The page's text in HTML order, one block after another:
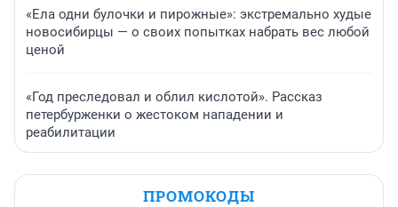
«Ела одни булочки и пирожные»: экстремально худые
новосибирцы — о своих попытках набрать вес любой
ценой
«Год преследовал и облил кислотой». Рассказ
петербурженки о жестоком нападении и
реабилитации
ПРОМОКОДЫ